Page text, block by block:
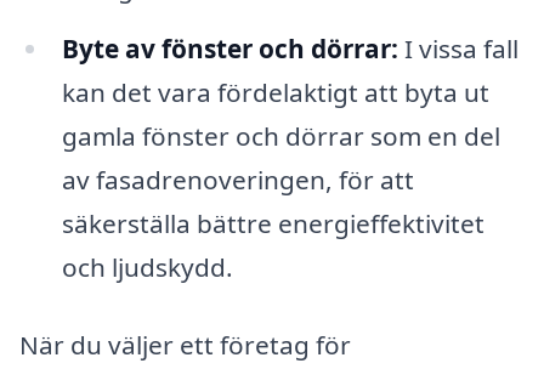
Byte av fönster och dörrar: I vissa fall
kan det vara fördelaktigt att byta ut
gamla fönster och dörrar som en del
av fasadrenoveringen, för att
säkerställa bättre energieffektivitet
och ljudskydd.
När du väljer ett företag för